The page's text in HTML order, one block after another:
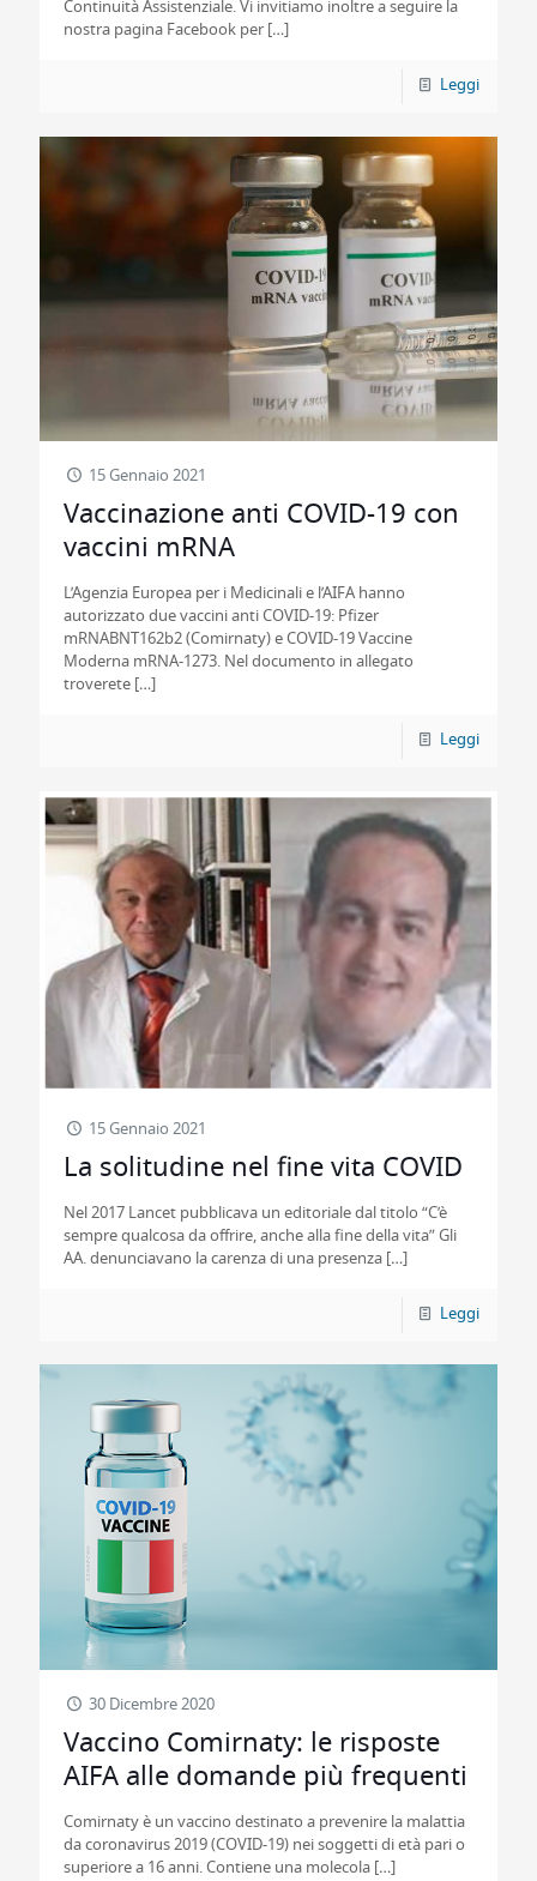
Continuità Assistenziale. Vi invitiamo inoltre a seguire la
nostra pagina Facebook per […]
Leggi
15 Gennaio 2021
Vaccinazione anti COVID-19 con
vaccini mRNA
L’Agenzia Europea per i Medicinali e l’AIFA hanno
autorizzato due vaccini anti COVID-19: Pfizer
mRNABNT162b2 (Comirnaty) e COVID-19 Vaccine
Moderna mRNA-1273. Nel documento in allegato
troverete […]
Leggi
15 Gennaio 2021
La solitudine nel fine vita COVID
Nel 2017 Lancet pubblicava un editoriale dal titolo “C’è
sempre qualcosa da offrire, anche alla fine della vita” Gli
AA. denunciavano la carenza di una presenza […]
Leggi
30 Dicembre 2020
Vaccino Comirnaty: le risposte
AIFA alle domande più frequenti
Comirnaty è un vaccino destinato a prevenire la malattia
da coronavirus 2019 (COVID-19) nei soggetti di età pari o
superiore a 16 anni. Contiene una molecola […]